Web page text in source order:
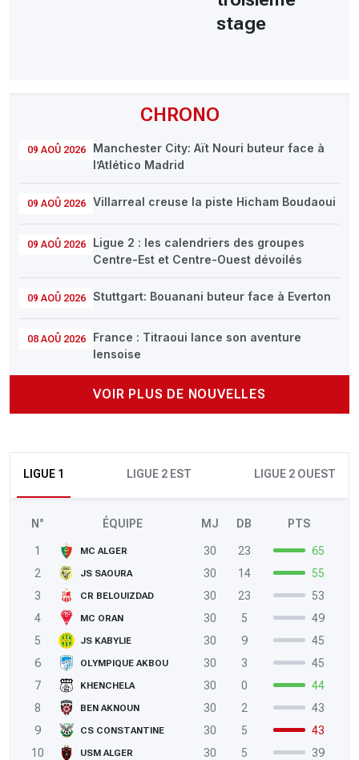
CHRONO
09 AOÛ 2026
Manchester City: Aït Nouri buteur face à
l’Atlético Madrid
09 AOÛ 2026 Villarreal creuse la piste Hicham Boudaoui
09 AOÛ 2026
Ligue 2 : les calendriers des groupes
Centre-Est et Centre-Ouest dévoilés
09 AOÛ 2026 Stuttgart: Bouanani buteur face à Everton
08 AOÛ 2026
France : Titraoui lance son aventure
lensoise
VOIR PLUS DE NOUVELLES
LIGUE 1 LIGUE 2 EST LIGUE 2 OUEST
N° ÉQUIPE MJ DB PTS
1 MC ALGER 30 23
65
2
JS SAOURA 30 14
55
3
CR BELOUIZDAD 30 23
53
4
MC ORAN 30 5
49
5
JS KABYLIE 30 9
45
6
OLYMPIQUE AKBOU 30 3
45
7
KHENCHELA 30 0
44
8
BEN AKNOUN 30 2
43
9
CS CONSTANTINE 30 5
43
10
USM ALGER 30 5
39
stage